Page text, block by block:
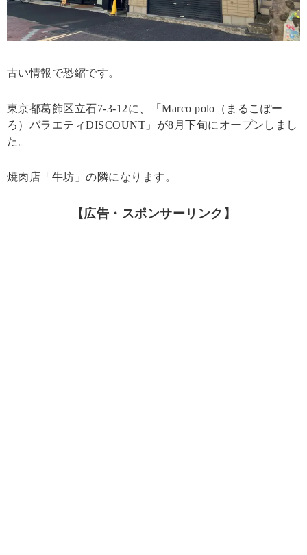
古い情報で恐縮です。
東京都葛飾区立石7-3-12に、「Marco polo（まるこぽー
ろ）バラエティDISCOUNT」が8月下旬にオープンしまし
た。
焼肉店「牛坊」の隣になります。
【広告・スポンサーリンク】